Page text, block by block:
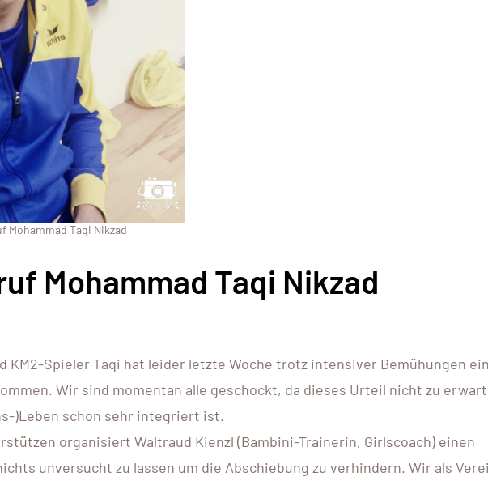
Mohammad Taqi Nikzad
Mohammad Taqi Nikzad
KM2-Spieler Taqi hat leider letzte Woche trotz intensiver Bemühungen
Wir sind momentan alle geschockt, da dieses Urteil nicht zu
)Leben schon sehr integriert ist.
organisiert Waltraud Kienzl (Bambini-Trainerin, Girlscoach) einen
unversucht zu lassen um die Abschiebung zu verhindern. Wir als